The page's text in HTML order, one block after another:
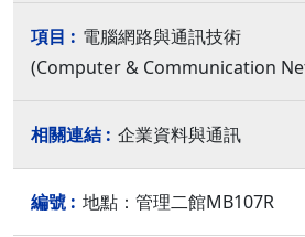
電腦網路與通訊技術
(Computer & Communication
企業資料與通訊
地點：管理二館MB107R